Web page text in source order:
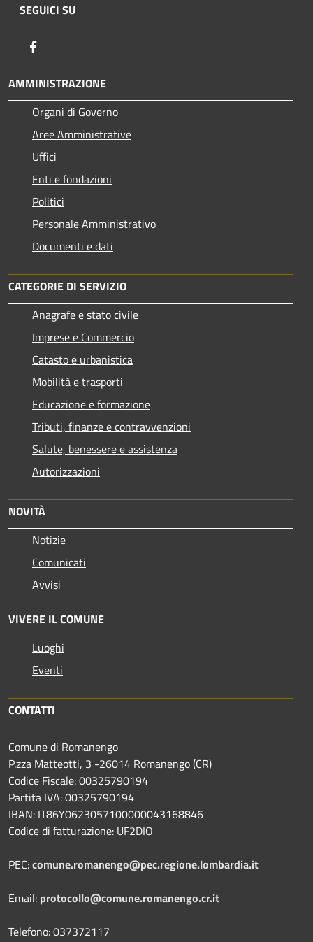
SEGUICI SU
AMMINISTRAZIONE
Organi di Governo
Aree Amministrative
Uffici
Enti e fondazioni
Politici
Personale Amministrativo
Documenti e dati
CATEGORIE DI SERVIZIO
Anagrafe e stato civile
Imprese e Commercio
Catasto e urbanistica
Mobilità e trasporti
Educazione e formazione
Tributi, finanze e contravvenzioni
Salute, benessere e assistenza
Autorizzazioni
NOVITÀ
Notizie
Comunicati
Avvisi
VIVERE IL COMUNE
Luoghi
Eventi
CONTATTI
Comune di Romanengo
P.zza Matteotti, 3 -26014 Romanengo (CR)
Codice Fiscale: 00325790194
Partita IVA: 00325790194
IBAN: IT86Y0623057100000043168846
Codice di fatturazione: UF2DIO
PEC:comune.romanengo@pec.regione.lombardia.it
Email: protocollo@comune.romanengo.cr.it
Telefono: 037372117